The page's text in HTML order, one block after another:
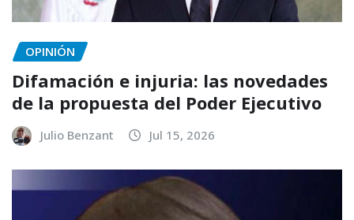
OPINIÓN
Difamación e injuria: las novedades
de la propuesta del Poder Ejecutivo
Julio Benzant Jul 15, 2026